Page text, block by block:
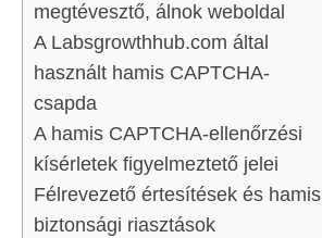
megtévesztő, álnok weboldal
A Labsgrowthhub.com által
használt hamis CAPTCHA-
csapda
A hamis CAPTCHA-ellenőrzési
kísérletek figyelmeztető jelei
Félrevezető értesítések és hamis
biztonsági riasztások